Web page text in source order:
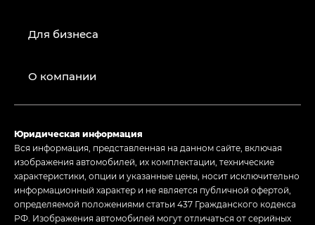
Для бизнеса
О компании
Юридическая информация
Вся информация, представленная на данном сайте, включая
изображения автомобилей, их комплектации, технические
характеристики, опции и указанные цены, носит исключительно
информационный характер и не является публичной офертой,
определяемой положениями статьи 437 Гражданского кодекса
РФ. Изображения автомобилей могут отличаться от серийных